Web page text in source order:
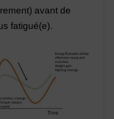
avant de
fatigué(e).